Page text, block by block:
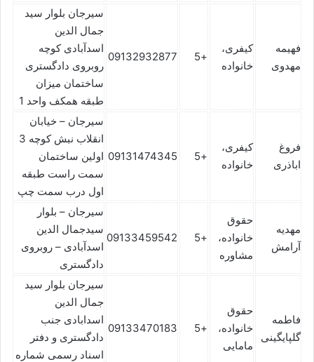
فهیمه
مهدوی
کیفری،
خانواده
+5
09132932877
سیرجان بلوار سید
جمال الدین
اسدآبادی کوچه
روبروی دادگستری
ساختمان میزان
طبقه همکف واحد 1
فروغ
اباذری
کیفری،
خانواده
+5
09131474345
سیرجان – خیابان
انقلاب نبش کوچه 3
اولین ساختمان
سمت راست طبقه
اول درب سمت چپ
مهدیه
آرامش
حقوق
خانواده،
مشاوره
+5
09133459542
سیرجان – بلوار
سیدجمال الدین
اسدآبادی – روبروی
دادگستری
فاطمه
گلپایگینی
حقوق
خانواده،
مامایی
+5
09133470183
سیرجان بلوار سید
جمال الدین
اسدابادی جنب
دادگستری و دفتر
اسناد رسمی شماره